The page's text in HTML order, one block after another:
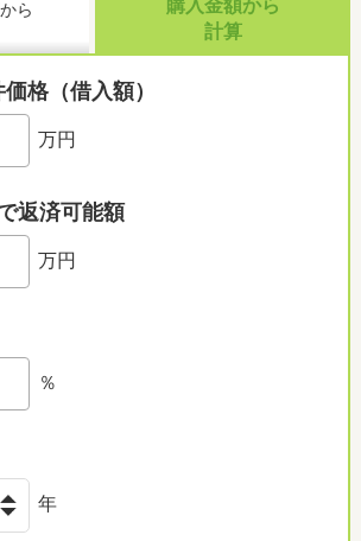
ら
購入金額から
計算
格（借入額）
万円
返済可能額
万円
％
年